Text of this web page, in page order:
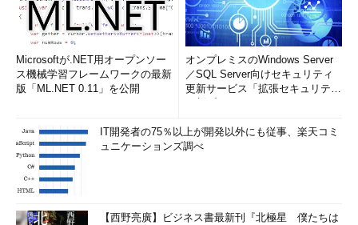
Microsoftが.NET用オープンソー
ス機械学習フレームワークの最新
版「ML.NET 0.11」を公開
オンプレミスのWindows Server
／SQL Server向けセキュリティ
更新サービス「拡張セキュリティ
IT開発者の75％以上が開発以外にも従事、楽天コミ
ュニケーションズ調べ
【西野亮廣】ビジネス書最新刊『北極星 僕たちは